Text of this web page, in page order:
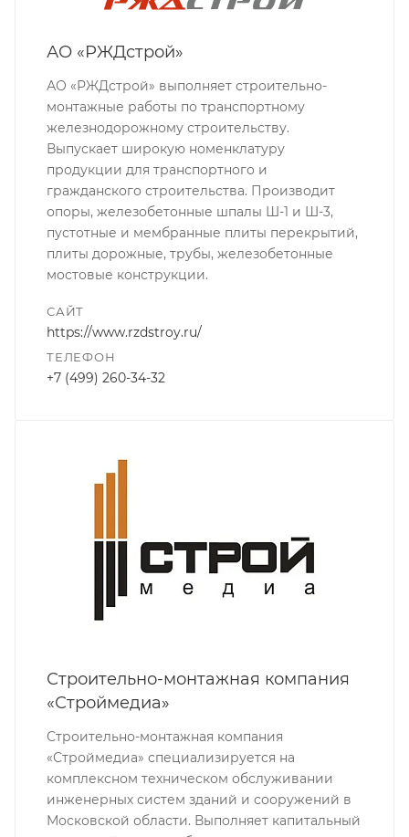
АО «РЖДстрой»
АО «РЖДстрой» выполняет строительно-
монтажные работы по транспортному
железнодорожному строительству.
Выпускает широкую номенклатуру
продукции для транспортного и
гражданского строительства. Производит
опоры, железобетонные шпалы Ш-1 и Ш-3,
пустотные и мембранные плиты перекрытий,
плиты дорожные, трубы, железобетонные
мостовые конструкции.
САЙТ
https://www.rzdstroy.ru/
ТЕЛЕФОН
+7 (499) 260-34-32
Строительно-монтажная компания
«Строймедиа»
Строительно-монтажная компания
«Строймедиа» специализируется на
комплексном техническом обслуживании
инженерных систем зданий и сооружений в
Московской области. Выполняет капитальный